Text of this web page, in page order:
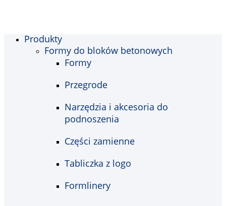
Produkty
Formy do bloków betonowych
Formy
Przegrode
Narzędzia i akcesoria do
podnoszenia
Części zamienne
Tabliczka z logo
Formlinery